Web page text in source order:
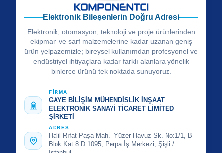
Elektronik Bileşenlerin Doğru Adresi
Elektronik, otomasyon, teknoloji ve proje ürünlerinden
ekipman ve sarf malzemelerine kadar uzanan geniş
ürün yelpazemizle; bireysel kullanımdan profesyonel ve
endüstriyel ihtiyaçlara kadar farklı alanlara yönelik
binlerce ürünü tek noktada sunuyoruz.
FİRMA
GAYE BİLİŞİM MÜHENDİSLİK İNŞAAT
ELEKTRONİK SANAYİ TİCARET LİMİTED
ŞİRKETİ
ADRES
Halil Rıfat Paşa Mah., Yüzer Havuz Sk. No:1/1, B
Blok Kat 8 D:1095, Perpa İş Merkezi, Şişli /